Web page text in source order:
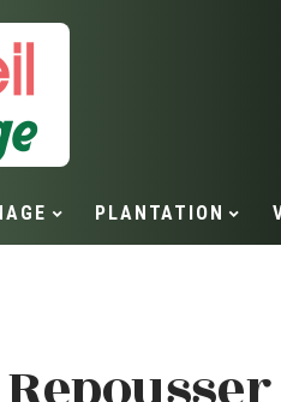
PLANTATION